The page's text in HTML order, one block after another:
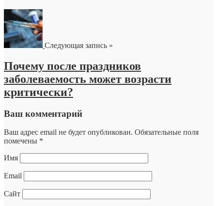
Следующая запись »
Почему после праздников
заболеваемость может возрасти
критически?
Ваш комментарий
Ваш адрес email не будет опубликован. Обязательные поля
помечены *
Имя
Email
Сайт